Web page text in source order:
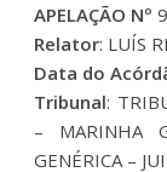
APELAÇÃO Nº
Relator: LUÍS
Data do
Tribunal:
– MARINHA
GENÉRICA –